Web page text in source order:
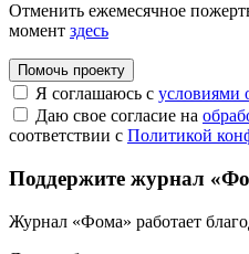
Отменить ежемесячное
момент здесь
Помочь проекту
Я соглашаюсь с условиями
Даю свое согласие на
соответствии с Политикой
Поддержите журнал
Журнал «Фома» работает